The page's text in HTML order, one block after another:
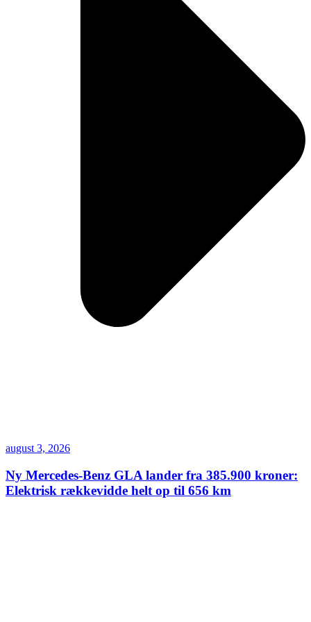
august 3, 2026
Ny Mercedes-Benz GLA lander fra 385.900 kroner:
Elektrisk rækkevidde helt op til 656 km